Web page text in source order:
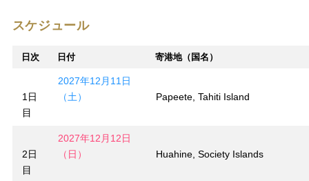
スケジュール
日次 日付 寄港地（国名）
1日
目
2027年12月11日
（土）
Papeete, Tahiti Island
2日
目
2027年12月12日
（日）
Huahine, Society Islands